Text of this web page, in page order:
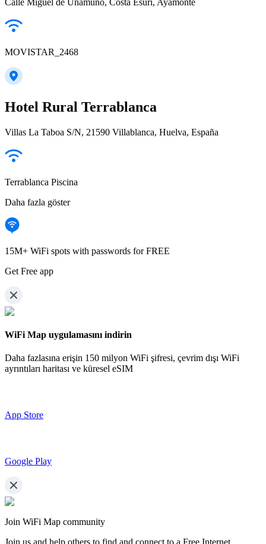
Calle Miguel de Unamuno, Costa Esuri, Ayamonte
MOVISTAR_2468
Hotel Rural Terrablanca
Villas La Taboa S/N, 21590 Villablanca, Huelva, España
Terrablanca Piscina
Daha fazla göster
15M+ WiFi spots with passwords for FREE
Get Free app
WiFi Map uygulamasını indirin
Daha fazlasına erişin 150 milyon WiFi şifresi, çevrim dışı WiFi
ayrıntıları haritası ve küresel eSIM
App Store
Google Play
Join WiFi Map community